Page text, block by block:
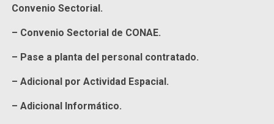
Convenio Sectorial.
– Convenio Sectorial de CONAE.
– Pase a planta del personal contratado.
– Adicional por Actividad Espacial.
– Adicional Informático.